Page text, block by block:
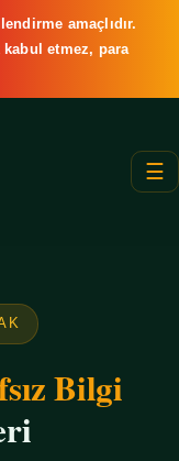
amaçlıdır.
etmez, para
☰
Bilgi